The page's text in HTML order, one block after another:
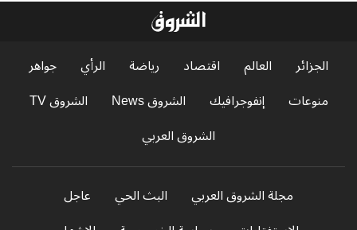
الجزائر العالم اقتصاد رياضة الرأي
جواهر
منوعات
إنفوجرافيك الشروق News
الشروق TV
الشروق العربي
مجلة الشروق العربي البث الحي
عاجل